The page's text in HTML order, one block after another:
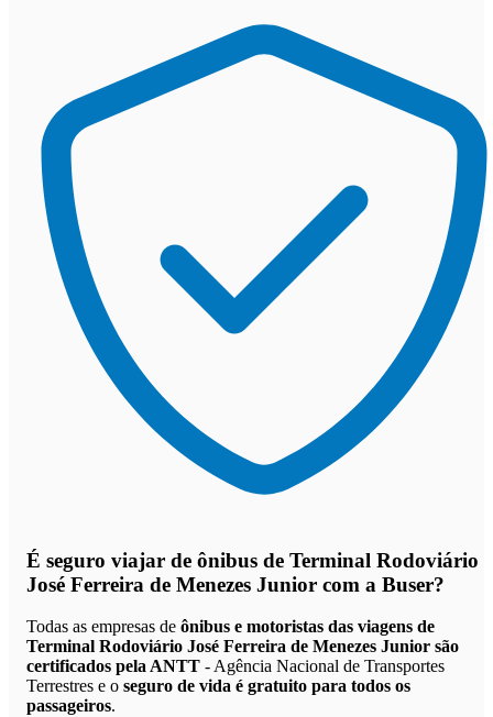
É seguro viajar de ônibus de Terminal Rodoviário
José Ferreira de Menezes Junior com a Buser?
Todas as empresas de ônibus e motoristas das viagens de
Terminal Rodoviário José Ferreira de Menezes Junior são
certificados pela ANTT - Agência Nacional de Transportes
Terrestres e o seguro de vida é gratuito para todos os
passageiros.